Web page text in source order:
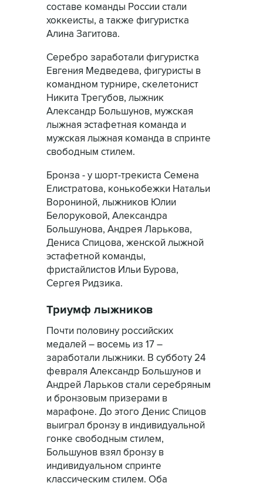
составе команды России стали
хоккеисты, а также фигуристка
Алина Загитова.
Серебро заработали фигуристка
Евгения Медведева, фигуристы в
командном турнире, скелетонист
Никита Трегубов, лыжник
Александр Большунов, мужская
лыжная эстафетная команда и
мужская лыжная команда в спринте
свободным стилем.
Бронза - у шорт-трекиста Семена
Елистратова, конькобежки Натальи
Ворониной, лыжников Юлии
Белоруковой, Александра
Большунова, Андрея Ларькова,
Дениса Спицова, женской лыжной
эстафетной команды,
фристайлистов Ильи Бурова,
Сергея Ридзика.
Триумф лыжников
Почти половину российских
медалей – восемь из 17 –
заработали лыжники. В субботу 24
февраля Александр Большунов и
Андрей Ларьков стали серебряным
и бронзовым призерами в
марафоне. До этого Денис Спицов
выиграл бронзу в индивидуальной
гонке свободным стилем,
Большунов взял бронзу в
индивидуальном спринте
классическим стилем. Оба